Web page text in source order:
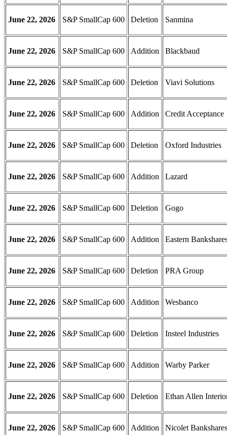
June 22, 2026 S&P SmallCap 600 Deletion Sanmina
June 22, 2026 S&P SmallCap 600 Addition Blackbaud
June 22, 2026 S&P SmallCap 600 Deletion Viavi Solutions
June 22, 2026 S&P SmallCap 600 Addition Credit Acceptance
June 22, 2026 S&P SmallCap 600 Deletion Oxford Industries
June 22, 2026 S&P SmallCap 600 Addition Lazard
June 22, 2026 S&P SmallCap 600 Deletion Gogo
June 22, 2026 S&P SmallCap 600 Addition Eastern
June 22, 2026 S&P SmallCap 600 Deletion PRA Group
June 22, 2026 S&P SmallCap 600 Addition Wesbanco
June 22, 2026 S&P SmallCap 600 Deletion Insteel Industries
June 22, 2026 S&P SmallCap 600 Addition Warby Parker
June 22, 2026 S&P SmallCap 600 Deletion Ethan Allen
June 22, 2026 S&P SmallCap 600 Addition Nicolet Bankshares